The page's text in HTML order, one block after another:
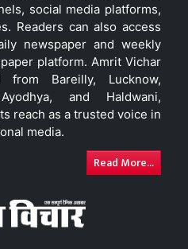
social media platforms,
Readers can also access
newspaper and weekly
platform. Amrit Vichar
Bareilly, Lucknow,
and Haldwani,
reach as a trusted voice in
media.
Read More...